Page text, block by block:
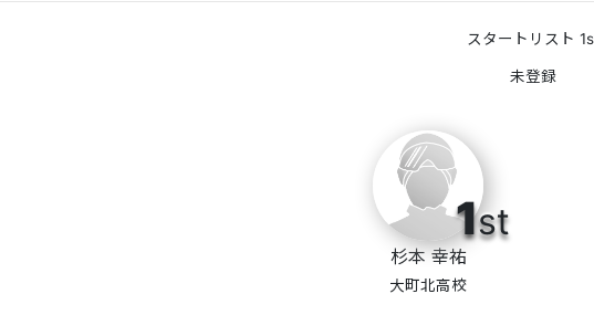
スタートリスト
1st
杉本 幸祐
大町北高校